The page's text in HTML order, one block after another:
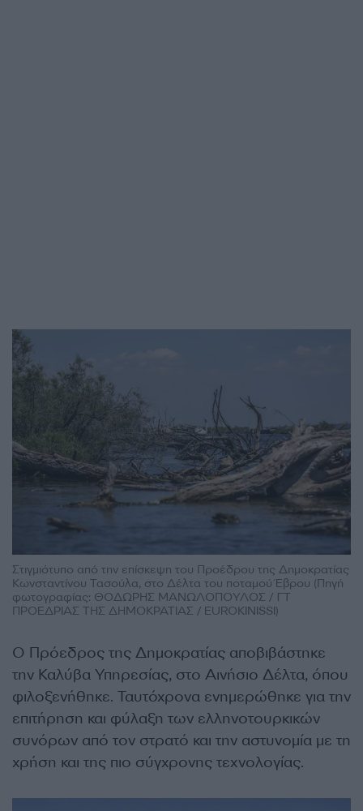
Στιγμιότυπο από την επίσκεψη του Προέδρου της Δημοκρατίας
Κωνσταντίνου Τασούλα, στο Δέλτα του ποταμού Έβρου (Πηγή
φωτογραφίας: ΘΟΔΩΡΗΣ ΜΑΝΩΛΟΠΟΥΛΟΣ / ΓΤ
ΠΡΟΕΔΡΙΑΣ ΤΗΣ ΔΗΜΟΚΡΑΤΙΑΣ / EUROKINISSI)
Ο Πρόεδρος της Δημοκρατίας αποβιβάστηκε
την Καλύβα Υπηρεσίας, στο Αινήσιο Δέλτα, όπου
φιλοξενήθηκε. Ταυτόχρονα ενημερώθηκε για την
επιτήρηση και φύλαξη των ελληνοτουρκικών
συνόρων από τον στρατό και την αστυνομία με τη
χρήση και της πιο σύγχρονης τεχνολογίας.